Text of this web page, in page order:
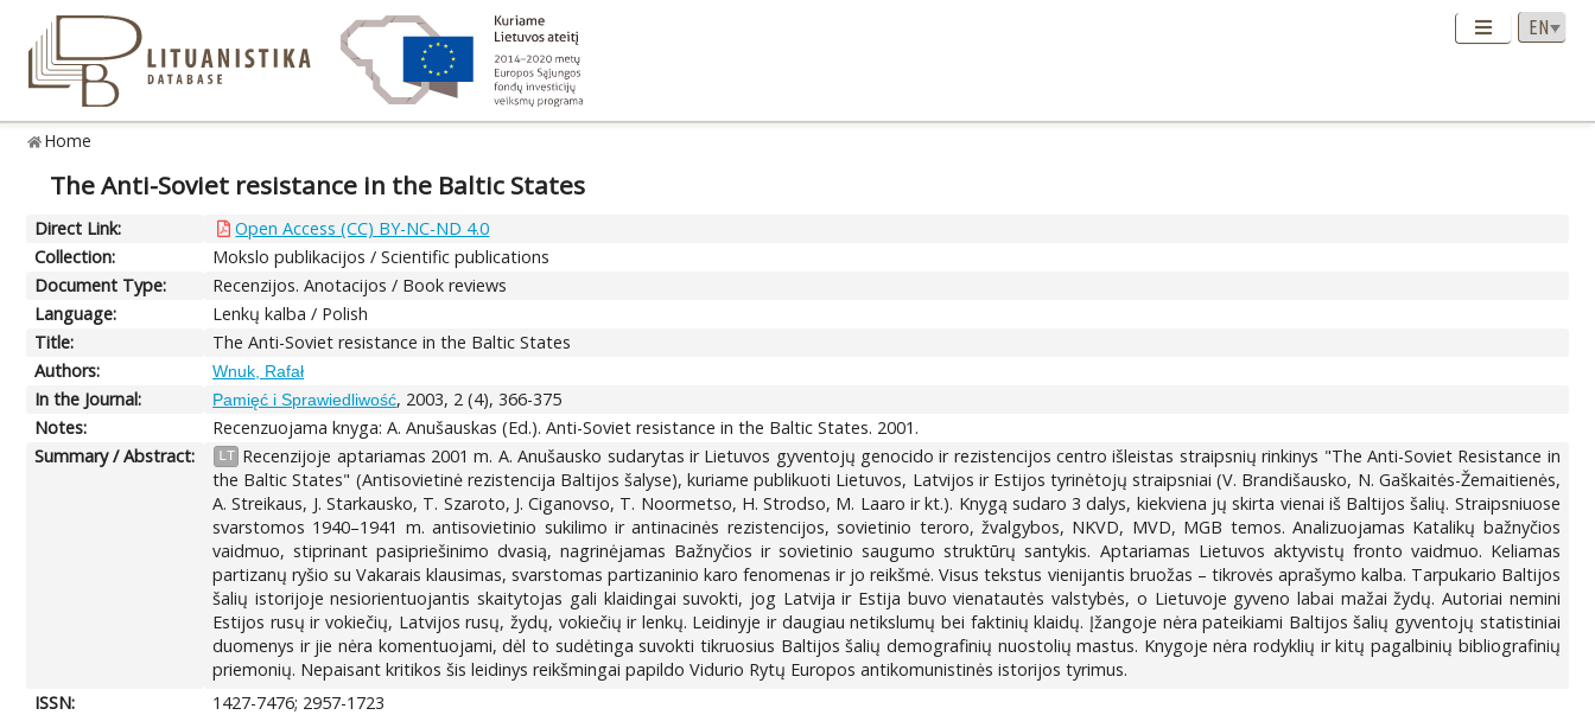
Home
The Anti-Soviet resistance in the Baltic States
Direct Link:
Open Access (CC) BY-NC-ND 4.0
Collection:
Mokslo publikacijos / Scientific publications
Document Type:
Recenzijos. Anotacijos / Book reviews
Language:
Lenkų kalba / Polish
Title:
The Anti-Soviet resistance in the Baltic States
Authors:
Wnuk, Rafał
In the Journal: Pamięć i Sprawiedliwość, 2003, 2 (4), 366-375
Notes:
Recenzuojama knyga: A. Anušauskas (Ed.). Anti-Soviet resistance in the Baltic States. 2001.
Summary / Abstract:
LT Recenzijoje aptariamas 2001 m. A. Anušausko sudarytas ir Lietuvos gyventojų genocido ir rezistencijos centro išleistas straipsnių rinkinys "The Anti-Soviet Resistance in
the Baltic States" (Antisovietinė rezistencija Baltijos šalyse), kuriame publikuoti Lietuvos, Latvijos ir Estijos tyrinėtojų straipsniai (V. Brandišausko, N. Gaškaitės-Žemaitienės,
A. Streikaus, J. Starkausko, T. Szaroto, J. Ciganovso, T. Noormetso, H. Strodso, M. Laaro ir kt.). Knygą sudaro 3 dalys, kiekviena jų skirta vienai iš Baltijos šalių. Straipsniuose
svarstomos 1940–1941 m. antisovietinio sukilimo ir antinacinės rezistencijos, sovietinio teroro, žvalgybos, NKVD, MVD, MGB temos. Analizuojamas Katalikų bažnyčios
vaidmuo, stiprinant pasipriešinimo dvasią, nagrinėjamas Bažnyčios ir sovietinio saugumo struktūrų santykis. Aptariamas Lietuvos aktyvistų fronto vaidmuo. Keliamas
partizanų ryšio su Vakarais klausimas, svarstomas partizaninio karo fenomenas ir jo reikšmė. Visus tekstus vienijantis bruožas – tikrovės aprašymo kalba. Tarpukario Baltijos
šalių istorijoje nesiorientuojantis skaitytojas gali klaidingai suvokti, jog Latvija ir Estija buvo vienatautės valstybės, o Lietuvoje gyveno labai mažai žydų. Autoriai nemini
Estijos rusų ir vokiečių, Latvijos rusų, žydų, vokiečių ir lenkų. Leidinyje ir daugiau netikslumų bei faktinių klaidų. Įžangoje nėra pateikiami Baltijos šalių gyventojų statistiniai
duomenys ir jie nėra komentuojami, dėl to sudėtinga suvokti tikruosius Baltijos šalių demografinių nuostolių mastus. Knygoje nėra rodyklių ir kitų pagalbinių bibliografinių
priemonių. Nepaisant kritikos šis leidinys reikšmingai papildo Vidurio Rytų Europos antikomunistinės istorijos tyrimus.
ISSN:
1427-7476; 2957-1723